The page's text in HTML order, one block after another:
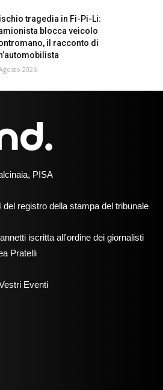
tragedia in Fi-Pi-Li:
blocca veicolo
il racconto di
2026
PISA
registro della stampa del tribunale
iscritta all'ordine dei giornalisti
Pratelli
Eventi